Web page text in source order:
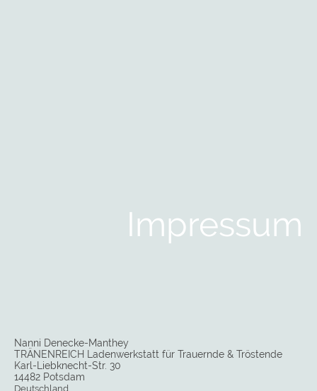
Impressum
Nanni Denecke-Manthey
TRÄNENREICH Ladenwerkstatt für Trauernde & Tröstende
Karl-Liebknecht-Str. 30
14482 Potsdam
Deutschland